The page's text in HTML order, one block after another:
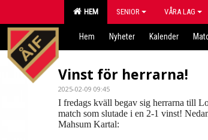
HEM SENIOR VÅRA LAG
Hem Nyheter Kalender
Vinst för herrarna!
2025-02-09 09:45
I fredags kväll begav sig herrarna till
match som slutade i en 2-1 vinst!
Mahsum Kartal: